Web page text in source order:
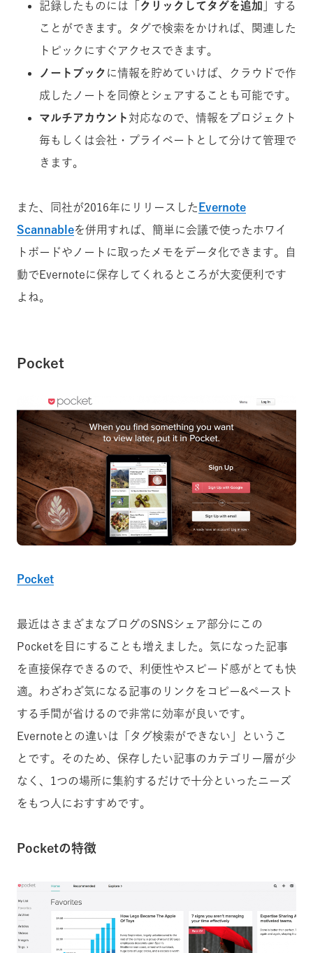
記録したものには「 クリックしてタグを追加
」する
ことができます。タグで検索をかければ、関連した
トピックにすぐアクセスできます。
ノートブック に情報を貯めていけば、クラウドで作
成したノートを同僚とシェアすることも可能です。
マルチアカウント 対応なので、情報をプロジェクト
毎もしくは会社・プライベートとして分けて管理で
きます。
また、同社が2016年にリリースした Evernote
Scannableを併用すれば、簡単に会議で使ったホワイ
トボードやノートに取ったメモをデータ化できます。自
動でEvernoteに保存してくれるところが大変便利です
よね。
Pocket
Pocket
最近はさまざまなブログのSNSシェア部分にこの
Pocketを目にすることも増えました。気になった記事
を直接保存できるので、利便性やスピード感がとても快
適。わざわざ気になる記事のリンクをコピー&ペースト
する手間が省けるので非常に効率が良いです。
Evernoteとの違いは「タグ検索ができない」というこ
とです。そのため、保存したい記事のカテゴリー層が少
なく、1つの場所に集約するだけで十分といったニーズ
をもつ人におすすめです。
Pocketの特徴